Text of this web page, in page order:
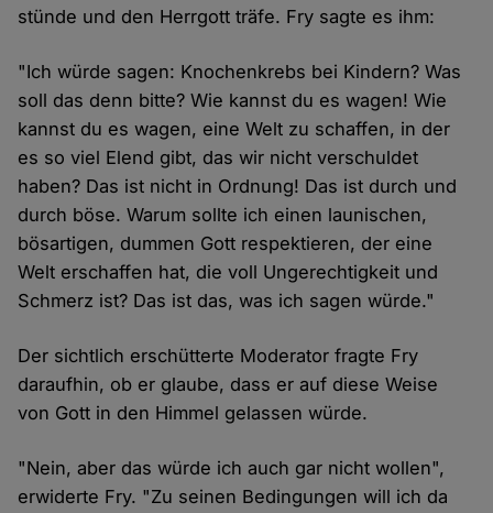
stünde und den Herrgott träfe. Fry sagte es ihm:
"Ich würde sagen: Knochenkrebs bei Kindern? Was
soll das denn bitte? Wie kannst du es wagen! Wie
kannst du es wagen, eine Welt zu schaffen, in der
es so viel Elend gibt, das wir nicht verschuldet
haben? Das ist nicht in Ordnung! Das ist durch und
durch böse. Warum sollte ich einen launischen,
bösartigen, dummen Gott respektieren, der eine
Welt erschaffen hat, die voll Ungerechtigkeit und
Schmerz ist? Das ist das, was ich sagen würde."
Der sichtlich erschütterte Moderator fragte Fry
daraufhin, ob er glaube, dass er auf diese Weise
von Gott in den Himmel gelassen würde.
"Nein, aber das würde ich auch gar nicht wollen",
erwiderte Fry. "Zu seinen Bedingungen will ich da